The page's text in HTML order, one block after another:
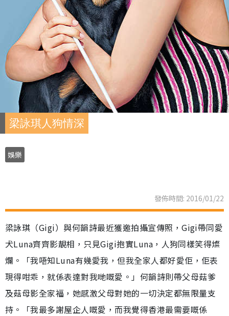
梁詠琪人狗情深
娛樂
發佈時間: 2016/01/22
梁詠琪（Gigi）與何韻詩最近獲邀拍攝宣傳照，Gigi帶同愛
犬Luna齊齊影靚相，只見Gigi抱實Luna，人狗同樣笑得燦
爛。「我唔知Luna有幾愛我，但我全家人都好愛佢，佢表
現得咁乖，就係表達對我哋嘅愛。」何韻詩則帶父母菇爹
及菇母影全家福，她感激父母對她的一切決定都無限量支
持。「我最多謝屋企人嘅愛，而我覺得香港最需要嘅係